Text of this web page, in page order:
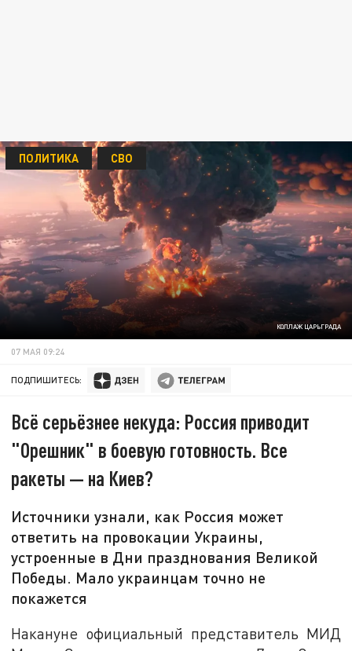
КОЛЛАЖ ЦАРЬГРАДА
ПОЛИТИКА СВО
07 МАЯ 09:24
ПОДПИШИТЕСЬ:
Всё серьёзнее некуда: Россия приводит
"Орешник" в боевую готовность. Все
ракеты — на Киев?
Источники узнали, как Россия может
ответить на провокации Украины,
устроенные в Дни празднования Великой
Победы. Мало украинцам точно не
покажется
Накануне официальный представитель МИД